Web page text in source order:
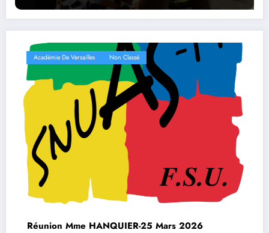
Académie De Versailles Non Classé
Réunion Mme HANQUIER-25 Mars 2026